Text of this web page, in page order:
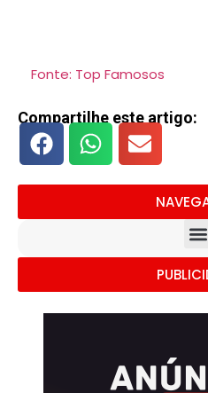
Fonte: Top Famosos
Compartilhe este artigo: